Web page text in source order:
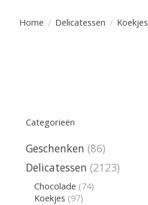
Home / Delicatessen / Koekjes
Categorieën
Geschenken (86)
Delicatessen (2123)
Chocolade (74)
Koekjes (97)